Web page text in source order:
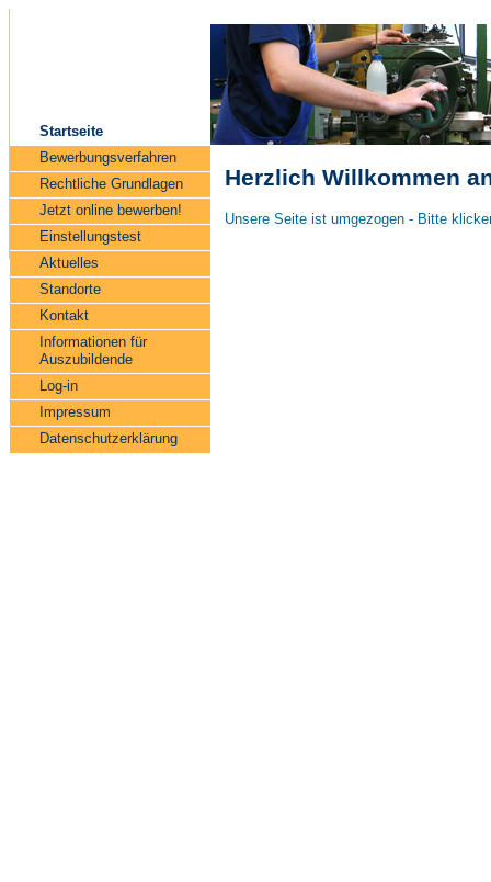
Startseite
Bewerbungsverfahren
Rechtliche Grundlagen
Jetzt online bewerben!
Einstellungstest
Aktuelles
Standorte
Kontakt
Informationen für
Auszubildende
Log-in
Impressum
Datenschutzerklärung
Herzlich Willkommen
Unsere Seite ist umgezogen - Bitte